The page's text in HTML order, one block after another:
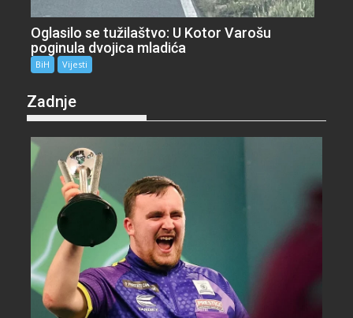
Oglasilo se tužilaštvo: U Kotor Varošu
poginula dvojica mladića
BiH Vijesti
Zadnje